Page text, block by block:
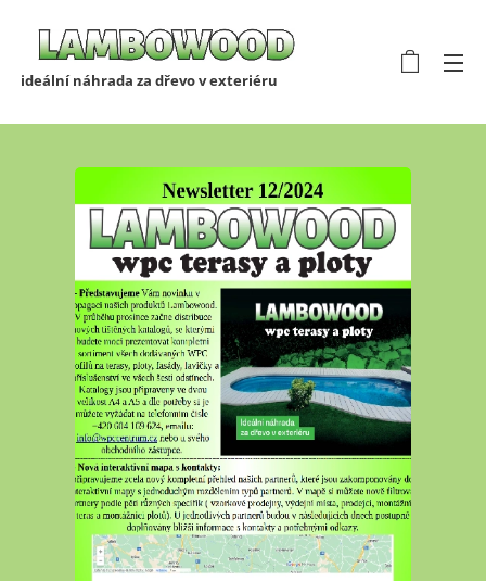
ideální náhrada za dřevo v exteriéru